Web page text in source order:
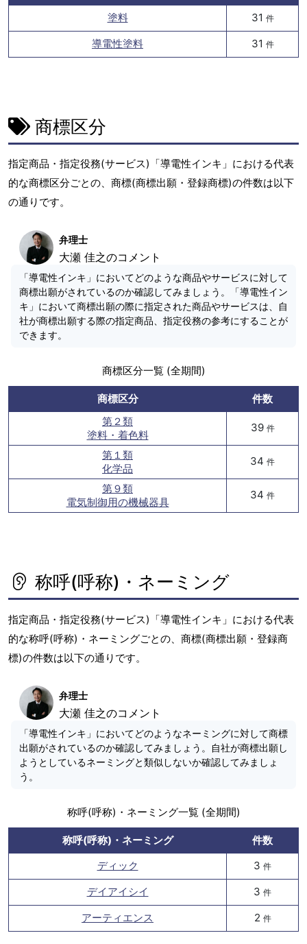
塗料 31 件
導電性塗料 31 件
商標区分
指定商品・指定役務(サービス)「導電性インキ」における代表
的な商標区分ごとの、商標(商標出願・登録商標)の件数は以下
の通りです。
弁理士
大瀬 佳之のコメント
「導電性インキ」においてどのような商品やサービスに対して
商標出願がされているのか確認してみましょう。「導電性イン
キ」において商標出願の際に指定された商品やサービスは、自
社が商標出願する際の指定商品、指定役務の参考にすることが
できます。
商標区分一覧 (全期間)
商標区分
件数
第２類
塗料・着色料
39 件
第１類
化学品
34 件
第９類
電気制御用の機械器具
34 件
称呼(呼称)・ネーミング
指定商品・指定役務(サービス)「導電性インキ」における代表
的な称呼(呼称)・ネーミングごとの、商標(商標出願・登録商
標)の件数は以下の通りです。
弁理士
大瀬 佳之のコメント
「導電性インキ」においてどのようなネーミングに対して商標
出願がされているのか確認してみましょう。自社が商標出願し
ようとしているネーミングと類似しないか確認してみましょ
う。
称呼(呼称)・ネーミング一覧 (全期間)
称呼(呼称)・ネーミング
件数
ディック
3 件
デイアイシイ 3 件
アーティエンス 2 件